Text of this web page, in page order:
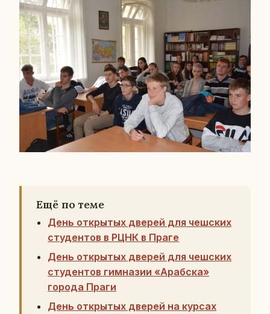
Ещё по теме
День открытых дверей для чешских
студентов в РЦНК в Праге
День открытых дверей для чешских
студентов гимназии «Арабска»
города Праги
День открытых дверей на курсах